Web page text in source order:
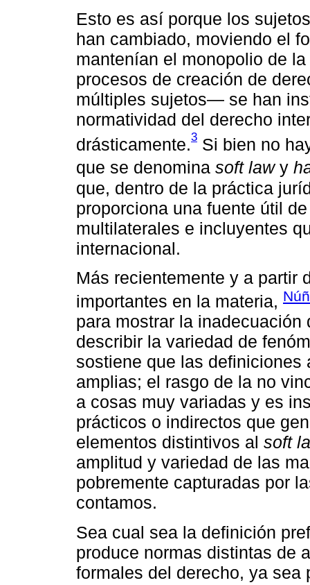
Esto es así porque los
han cambiado, moviendo el
mantenían el monopolio de
procesos de creación de
múltiples sujetos— se han
normatividad del derecho
drásticamente.3 Si bien no
que se denomina soft lawy
que, dentro de la práctica
proporciona una fuente útil
multilaterales e incluyentes
internacional.
Más recientemente y a partir
importantes en la materia,
para mostrar la
describir la variedad de
sostiene que las
amplias; el rasgo de la no
a cosas muy variadas y es
prácticos o indirectos que
elementos distintivos al soft
amplitud y variedad de las
pobremente capturadas por
contamos.
Sea cual sea la definición
produce normas distintas de
formales del derecho, ya